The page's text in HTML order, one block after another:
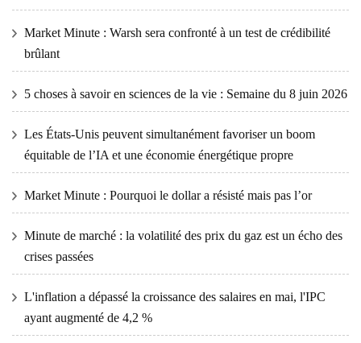
Market Minute : Warsh sera confronté à un test de crédibilité
brûlant
5 choses à savoir en sciences de la vie : Semaine du 8 juin 2026
Les États-Unis peuvent simultanément favoriser un boom
équitable de l’IA et une économie énergétique propre
Market Minute : Pourquoi le dollar a résisté mais pas l’or
Minute de marché : la volatilité des prix du gaz est un écho des
crises passées
L'inflation a dépassé la croissance des salaires en mai, l'IPC
ayant augmenté de 4,2 %